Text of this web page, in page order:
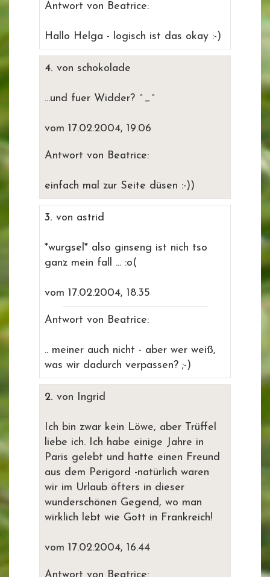
Antwort von Beatrice:
Hallo Helga - logisch ist das okay :-)
4. von schokolade
...und fuer Widder? ^_^
vom 17.02.2004, 19.06
Antwort von Beatrice:
einfach mal zur Seite düsen :-))
3. von astrid
*wurgsel* also ginseng ist nich tso
ganz mein fall ... :o(
vom 17.02.2004, 18.35
Antwort von Beatrice:
.. meiner auch nicht - aber wer weiß,
was wir dadurch verpassen? ;-)
2. von Ingrid
Ich bin zwar kein Löwe, aber Trüffel
liebe ich. Ich habe einige Jahre in
Paris gelebt und hatte einen Freund
aus dem Perigord -natürlich waren
wir im Urlaub öfters in dieser
wunderschönen Gegend, wo man
wirklich lebt wie Gott in Frankreich!
vom 17.02.2004, 16.44